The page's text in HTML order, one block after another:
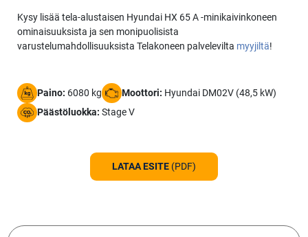
Kysy lisää tela-alustaisen Hyundai HX 65 A -minikaivinkoneen
ominaisuuksista ja sen monipuolisista
varustelumahdollisuuksista Telakoneen palvelevilta myyjiltä!
Paino: 6080 kg Moottori: Hyundai DM02V (48,5 kW)
Päästöluokka: Stage V
LATAA ESITE (PDF)